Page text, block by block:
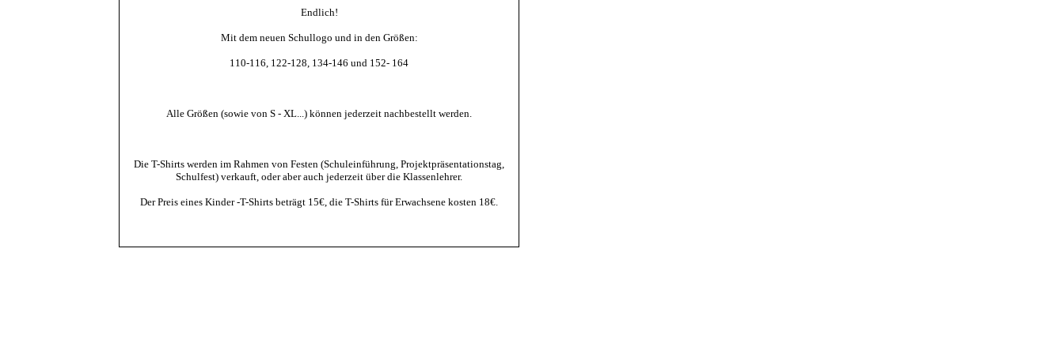
Endlich!
Mit dem neuen Schullogo und in den Größen:
110-116, 122-128, 134-146 und 152- 164
Alle Größen (sowie von S - XL...) können jederzeit nachbestellt werden.
Die T-Shirts werden im Rahmen von Festen (Schuleinführung, Projektpräsentationstag,
Schulfest) verkauft, oder aber auch jederzeit über die Klassenlehrer.
Der Preis eines Kinder -T-Shirts beträgt 15€, die T-Shirts für Erwachsene kosten 18€.